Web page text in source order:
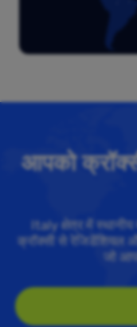
आपको
Italy क्षेत्र में
क्रॉक्सी से रेजिडेंशियल
जो